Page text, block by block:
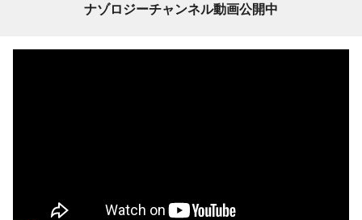
ナゾロジーチャンネル動画公開中